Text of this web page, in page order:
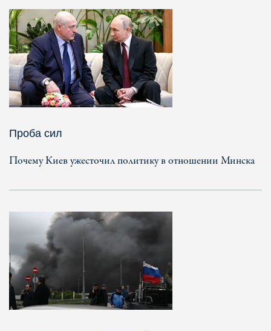
Проба сил
Почему Киев ужесточил политику в отношении Минска